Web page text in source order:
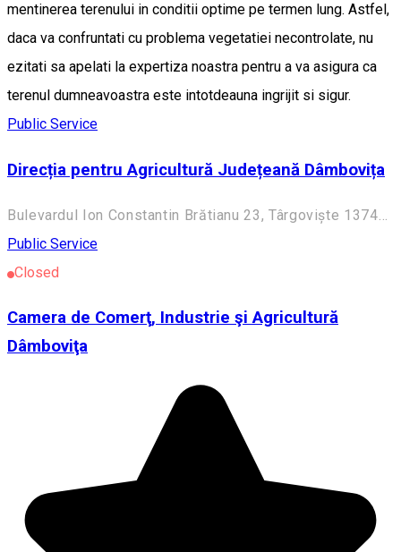
mentinerea terenului in conditii optime pe termen lung. Astfel,
daca va confruntati cu problema vegetatiei necontrolate, nu
ezitati sa apelati la expertiza noastra pentru a va asigura ca
terenul dumneavoastra este intotdeauna ingrijit si sigur.
Public Service
Direcția pentru Agricultură Județeană Dâmbovița
Public Service
Closed
Camera de Comerţ, Industrie şi Agricultură
Dâmboviţa